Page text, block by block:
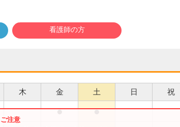
看護師の方
木 金 土 日 祝
● ●